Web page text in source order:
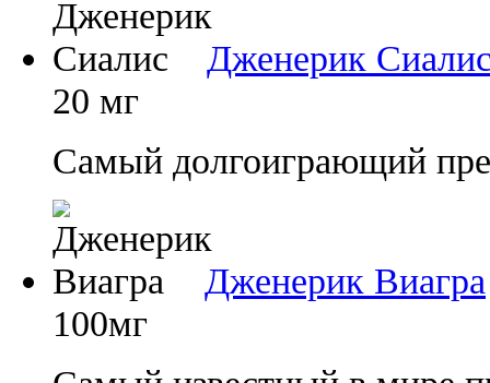
Дженерик
20 мг
Самый долгоиграющий
Дженерик Виагра
100мг